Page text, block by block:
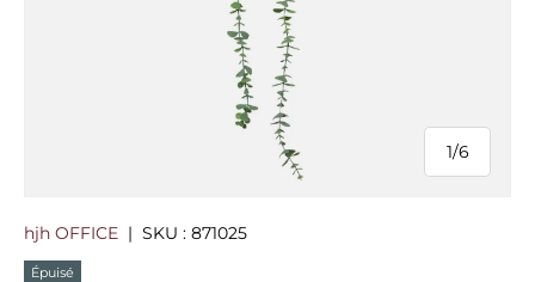
1/
de
6
hjh OFFICE | SKU : 871025
Épuisé